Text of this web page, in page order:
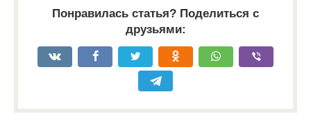
Понравилась статья? Поделиться с
друзьями: